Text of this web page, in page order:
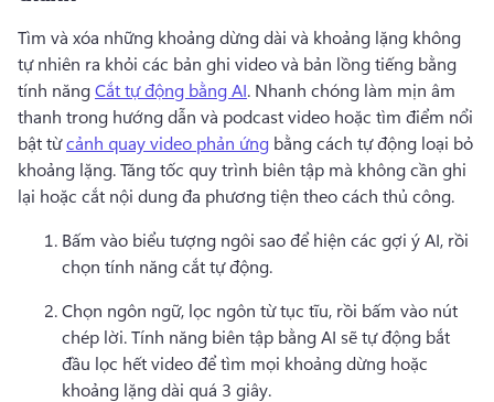
Tìm và xóa những khoảng dừng dài và khoảng lặng không
tự nhiên ra khỏi các bản ghi video và bản lồng tiếng bằng
tính năng Cắt tự động bằng AI. Nhanh chóng làm mịn âm
thanh trong hướng dẫn và podcast video hoặc tìm điểm nổi
bật từ cảnh quay video phản ứng bằng cách tự động loại bỏ
khoảng lặng. Tăng tốc quy trình biên tập mà không cần ghi
lại hoặc cắt nội dung đa phương tiện theo cách thủ công.
Bấm vào biểu tượng ngôi sao để hiện các gợi ý AI, rồi
chọn tính năng cắt tự động.
Chọn ngôn ngữ, lọc ngôn từ tục tĩu, rồi bấm vào nút
chép lời. Tính năng biên tập bằng AI sẽ tự động bắt
đầu lọc hết video để tìm mọi khoảng dừng hoặc
khoảng lặng dài quá 3 giây.